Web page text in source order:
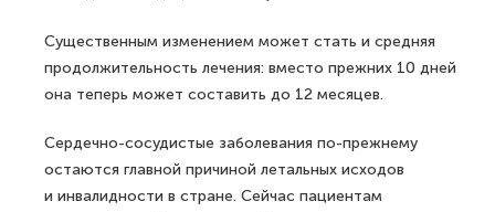
Существенным изменением может стать и средняя
продолжительность лечения: вместо прежних 10 дней
она теперь может составить до 12 месяцев.
Сердечно-сосудистые заболевания по-прежнему
остаются главной причиной летальных исходов
и инвалидности в стране. Сейчас пациентам